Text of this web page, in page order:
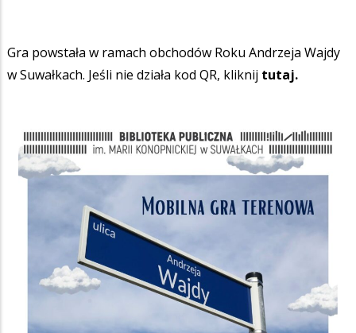
Gra powstała w ramach obchodów Roku Andrzeja Wajdy
w Suwałkach. Jeśli nie działa kod QR, kliknij tutaj.